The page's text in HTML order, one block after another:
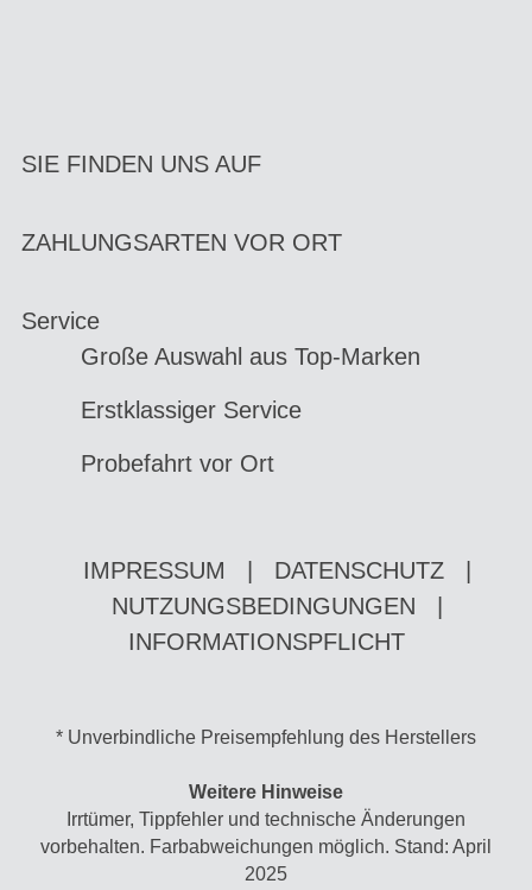
SIE FINDEN UNS AUF
ZAHLUNGSARTEN VOR ORT
Service
Große Auswahl aus Top-Marken
Erstklassiger Service
Probefahrt vor Ort
IMPRESSUM DATENSCHUTZ
NUTZUNGSBEDINGUNGEN
INFORMATIONSPFLICHT
* Unverbindliche Preisempfehlung des Herstellers
Weitere Hinweise
Irrtümer, Tippfehler und technische Änderungen
vorbehalten. Farbabweichungen möglich. Stand: April
2025